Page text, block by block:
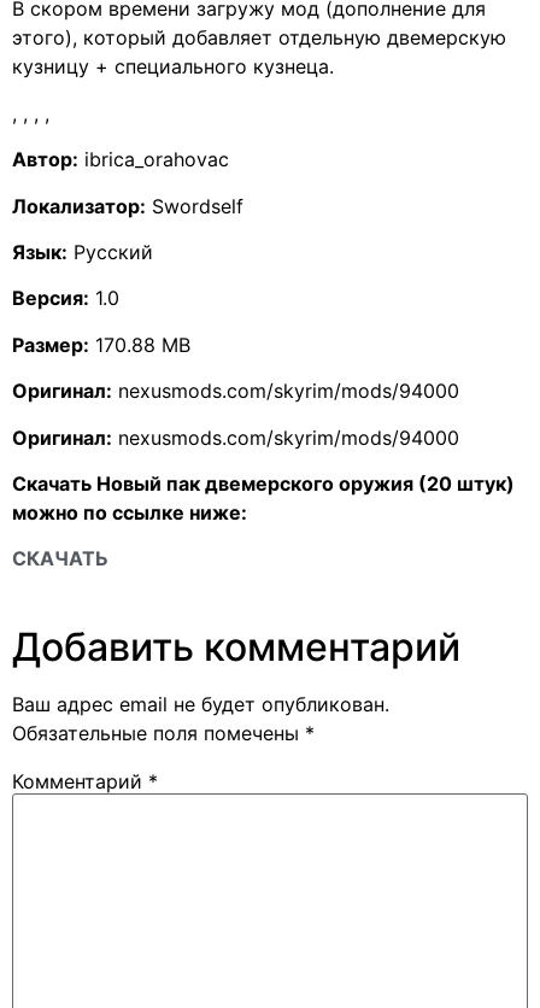
В скором времени загружу мод (дополнение для
этого), который добавляет отдельную двемерскую
кузницу + специального кузнеца.
, , , ,
Автор: ibrica_orahovac
Локализатор: Swordself
Язык: Русский
Версия: 1.0
Размер: 170.88 MB
Оригинал: nexusmods.com/skyrim/mods/94000
Оригинал: nexusmods.com/skyrim/mods/94000
Скачать Новый пак двемерского оружия (20 штук)
можно по ссылке ниже:
СКАЧАТЬ
Добавить комментарий
Ваш адрес email не будет опубликован.
Обязательные поля помечены *
Комментарий *